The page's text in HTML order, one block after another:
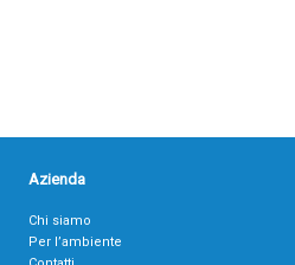
Azienda
Chi siamo
Per l’ambiente